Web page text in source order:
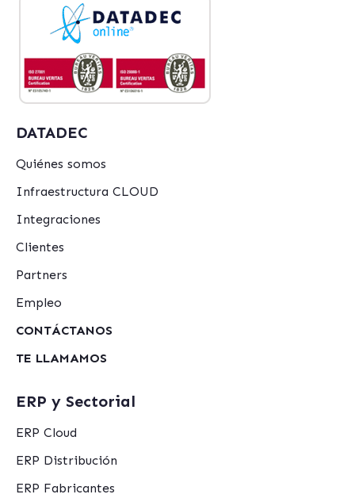
DATADEC
Quiénes somos
Infraestructura CLOUD
Integraciones
Clientes
Partners
Empleo
CONTÁCTANOS
TE LLAMAMOS
ERP y Sectorial
ERP Cloud
ERP Distribución
ERP Fabricantes